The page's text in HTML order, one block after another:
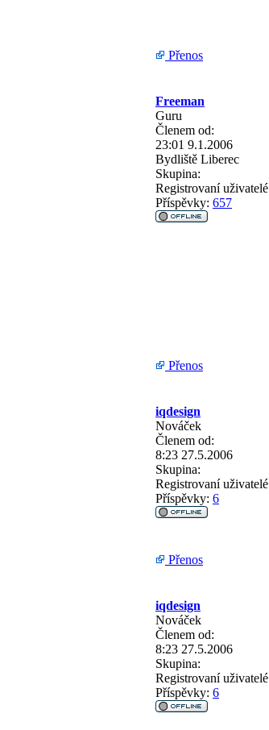
Přenos
Freeman
Guru
Členem od:
23:01 9.1.2006
Bydliště Liberec
Skupina:
Registrovaní uživatelé
Příspěvky: 657
Přenos
iqdesign
Nováček
Členem od:
8:23 27.5.2006
Skupina:
Registrovaní uživatelé
Příspěvky: 6
Přenos
iqdesign
Nováček
Členem od:
8:23 27.5.2006
Skupina:
Registrovaní uživatelé
Příspěvky: 6